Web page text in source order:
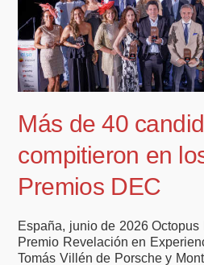
Más de 40
compitieron en
Premios DEC
España, junio de 2026 Octopus
Premio Revelación en
Tomás Villén de Porsche y